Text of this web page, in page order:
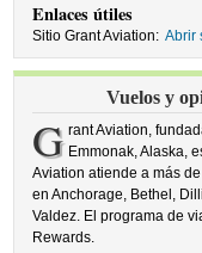
Enlaces útiles
Sitio Grant Aviation: Abrir
Vuelos y
G rant Aviation,
Emmonak, Alaska,
Aviation atiende a más
en Anchorage, Bethel,
Valdez. El programa de
Rewards.